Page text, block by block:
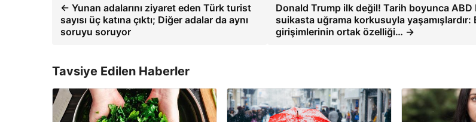
← Yunan adalarını ziyaret eden Türk turist
sayısı üç katına çıktı; Diğer adalar da aynı
soruyu soruyor
Donald Trump ilk değil! Tarih boyunca ABD
suikasta uğrama korkusuyla yaşamışlardır:
girişimlerinin ortak özelliği… →
Tavsiye Edilen Haberler